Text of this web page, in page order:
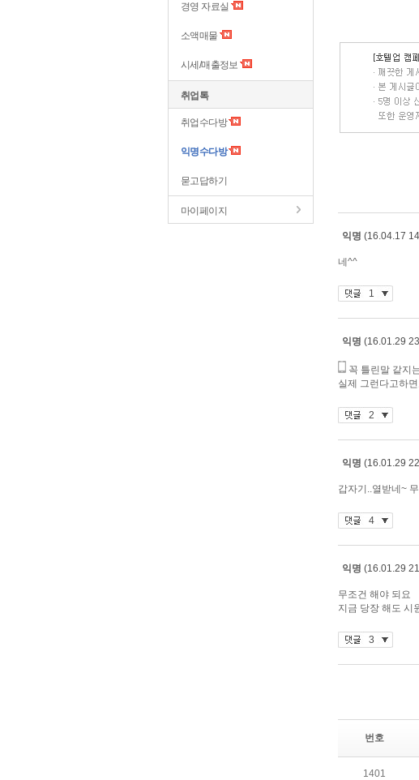
경영 자료실
소액매물
시세/매출정보
취업톡
취업수다방
익명수다방
묻고답하기
마이페이지
번호
1401